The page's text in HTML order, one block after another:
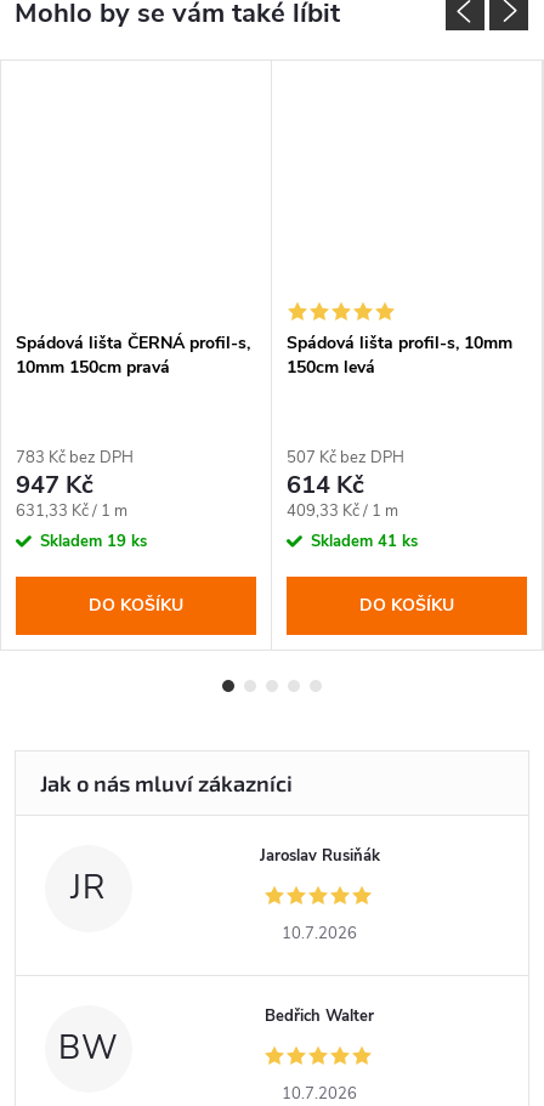
Spádová lišta ČERNÁ profil-s,
10mm 150cm pravá
783 Kč bez DPH
947 Kč
Měrná
cena:
631,33 Kč / 1 m
Skladem 19 ks
DO KOŠÍKU
Spádová lišta profil-s, 10mm
150cm levá
507 Kč bez DPH
614 Kč
Měrná
cena:
409,33 Kč / 1 m
Skladem 41 ks
DO KOŠÍKU
JR
Jaroslav Rusiňák
10.7.2026
BW
Bedřich Walter
10.7.2026